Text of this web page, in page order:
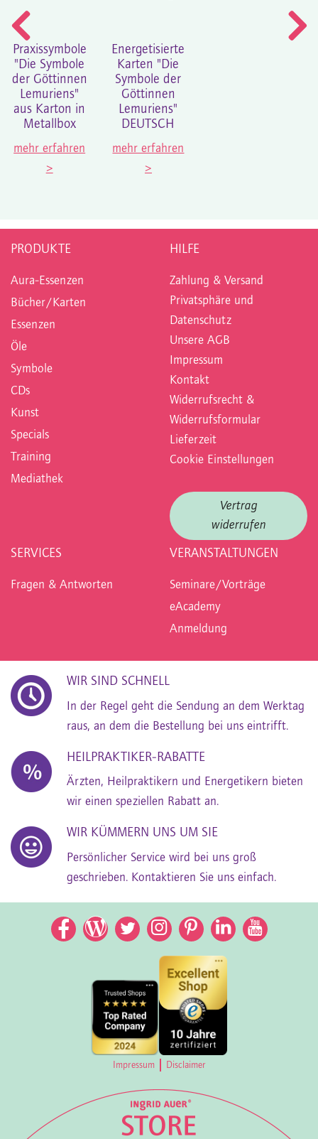
Praxissymbole
"Die Symbole
der Göttinnen
Lemuriens"
aus Karton in
Metallbox
mehr erfahren
>
Energetisierte
Karten "Die
Symbole der
Göttinnen
Lemuriens"
DEUTSCH
mehr erfahren
>
PRODUKTE
Aura-Essenzen
Bücher/Karten
Essenzen
Öle
Symbole
CDs
Kunst
Specials
Training
Mediathek
HILFE
Zahlung & Versand
Privatsphäre und
Datenschutz
Unsere AGB
Impressum
Kontakt
Widerrufsrecht &
Widerrufsformular
Lieferzeit
Cookie Einstellungen
Vertrag
widerrufen
SERVICES
Fragen & Antworten
VERANSTALTUNGEN
Seminare/Vorträge
eAcademy
Anmeldung
WIR SIND SCHNELL
In der Regel geht die Sendung an dem Werktag
raus, an dem die Bestellung bei uns eintrifft.
HEILPRAKTIKER-RABATTE
Ärzten, Heilpraktikern und Energetikern bieten
wir einen speziellen Rabatt an.
WIR KÜMMERN UNS UM SIE
Persönlicher Service wird bei uns groß
geschrieben. Kontaktieren Sie uns einfach.
Facebook
Facebook
TwitterInstagram
Pinterest
LinkedIn
Impressum Disclaimer